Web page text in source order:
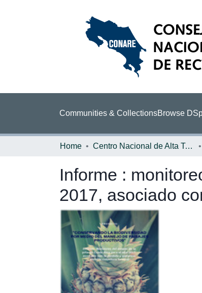
Communities & CollectionsBrowse
Home Centro Nacional de Alta Tecnología (CENAT)
Informe :
2017, asociado